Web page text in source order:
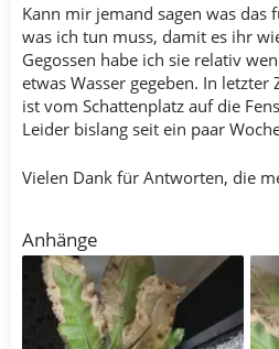
Kann mir jemand sagen was das
was ich tun muss, damit es ihr
Gegossen habe ich sie relativ
etwas Wasser gegeben. In
ist vom Schattenplatz auf die
Leider bislang seit ein paar
Vielen Dank für Antworten, die
Anhänge